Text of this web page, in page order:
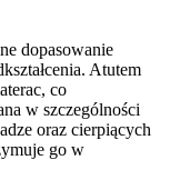
dopasowanie
Atutem
co
w szczególności
oraz cierpiących
go w